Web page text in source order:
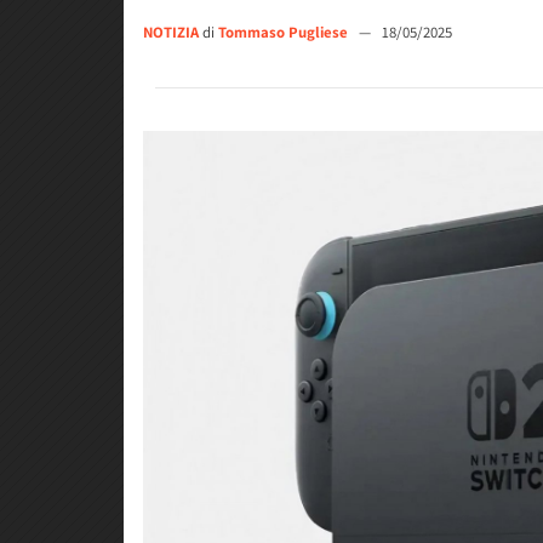
NOTIZIAdi Tommaso Pugliese — 18/05/2025